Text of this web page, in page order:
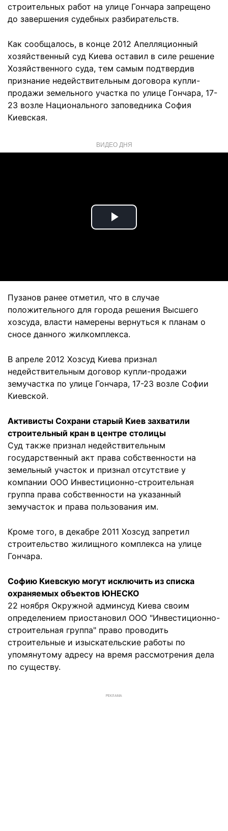
строительных работ на улице Гончара запрещено
до завершения судебных разбирательств.
Как сообщалось, в конце 2012 Апелляционный
хозяйственный суд Киева оставил в силе решение
Хозяйственного суда, тем самым подтвердив
признание недействительным договора купли-
продажи земельного участка по улице Гончара, 17-
23 возле Национального заповедника София
Киевская.
ВИДЕО ДНЯ
Play
Пузанов ранее отметил, что в случае
положительного для города решения Высшего
хозсуда, власти намерены вернуться к планам о
сносе данного жилкомплекса.
В апреле 2012 Хозсуд Киева признал
недействительным договор купли-продажи
земучастка по улице Гончара, 17-23 возле Софии
Киевской.
Активисты Сохрани старый Киев захватили
строительный кран в центре столицы
Суд также признал недействительным
государственный акт права собственности на
земельный участок и признал отсутствие у
компании ООО Инвестиционно-строительная
группа права собственности на указанный
земучасток и права пользования им.
Кроме того, в декабре 2011 Хозсуд запретил
строительство жилищного комплекса на улице
Гончара.
Софию Киевскую могут исключить из списка
охраняемых объектов ЮНЕСКО
22 ноября Окружной админсуд Киева своим
определением приостановил ООО "Инвестиционно-
строительная группа" право проводить
строительные и изыскательские работы по
упомянутому адресу на время рассмотрения дела
по существу.
РЕКЛАМА